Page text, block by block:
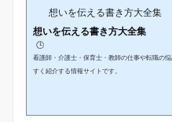
想いを伝える書き方大全集
想いを伝える書き方大全集
🕒️
看護師・介護士・保育士・教師の仕事や転職の
すく紹介する情報サイトです。